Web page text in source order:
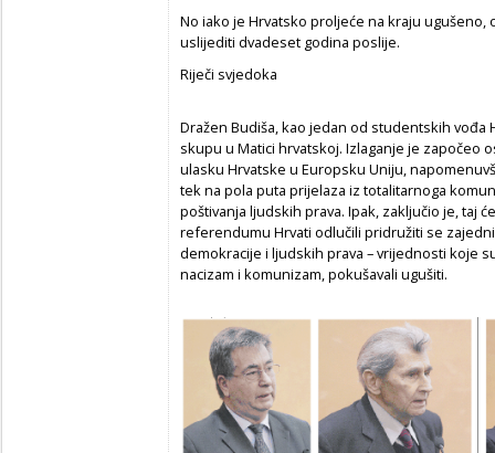
No iako je Hrvatsko proljeće na kraju
uslijediti dvadeset godina poslije.
Riječi svjedoka
Dražen Budiša, kao jedan od studentskih vođa
skupu u Matici hrvatskoj. Izlaganje je započeo
ulasku Hrvatske u Europsku Uniju,
tek na pola puta prijelaza iz totalitarnoga
poštivanja ljudskih prava. Ipak, zaključio je, taj
referendumu Hrvati odlučili pridružiti se
demokracije i ljudskih prava – vrijednosti koje
nacizam i komunizam, pokušavali ugušiti.